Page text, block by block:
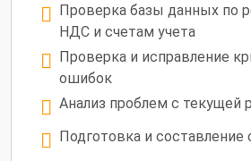
Проверка базы данных по
НДС и счетам учета
Проверка и исправление
ошибок
Анализ проблем с текущей
Подготовка и